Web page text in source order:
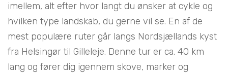
imellem, alt efter hvor langt du ønsker at cykle og
hvilken type landskab, du gerne vil se. En af de
mest populære ruter går langs Nordsjællands kyst
fra Helsingør til Gilleleje. Denne tur er ca. 40 km
lang og fører dig igennem skove, marker og